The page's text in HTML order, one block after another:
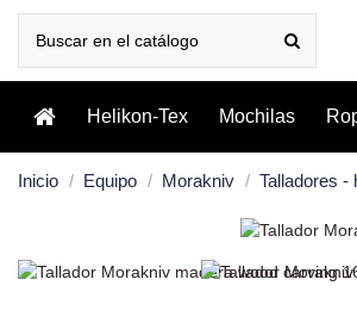
Helikon-Tex Mochilas
Inicio Equipo Morakniv Talladores -